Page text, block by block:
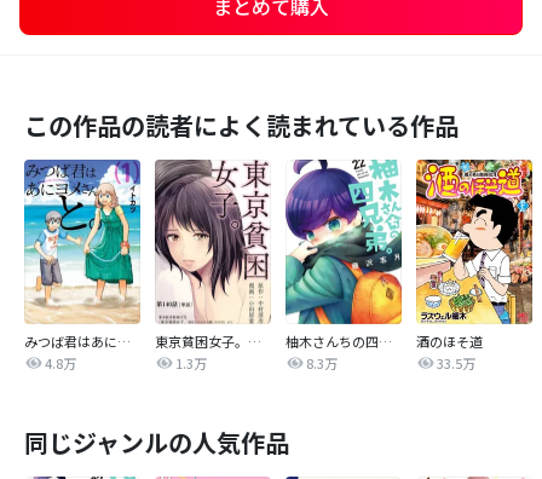
まとめて購入
この作品の読者によく読まれている作品
みつば君はあにヨメさんと。
4.8万
東京貧困女子。【単話】
1.3万
柚木さんちの四兄弟。
8.3万
酒のほそ道
33.5万
同じジャンルの人気作品